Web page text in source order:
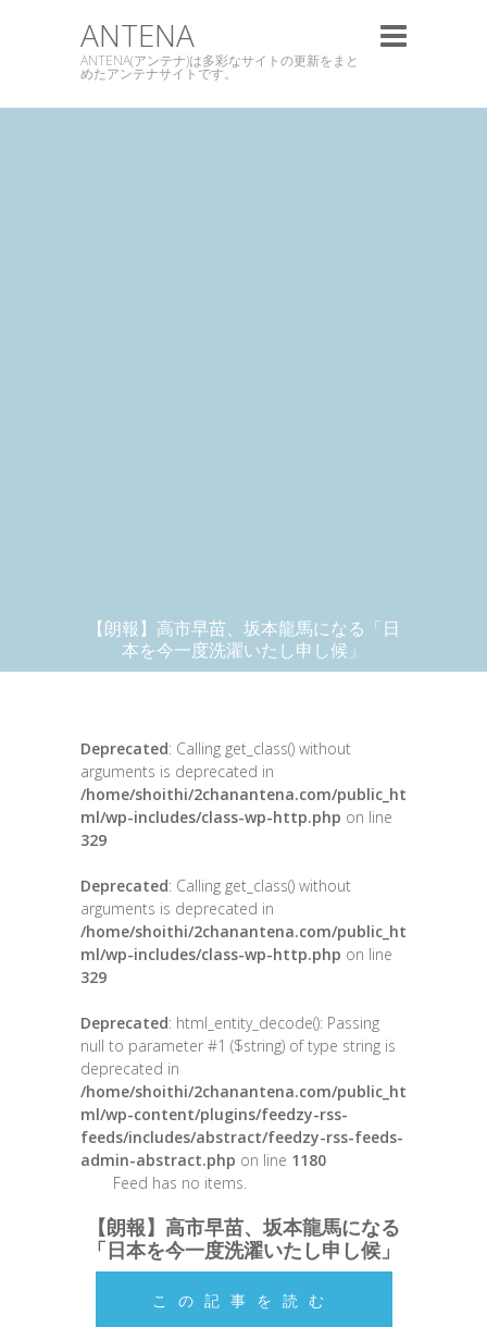
ANTENA
ANTENA(アンテナ)は多彩なサイトの更新をまと
めたアンテナサイトです。
【朗報】高市早苗、坂本龍馬になる「日
本を今一度洗濯いたし申し候」
Deprecated: Calling get_class() without
arguments is deprecated in
/home/shoithi/2chanantena.com/public_ht
ml/wp-includes/class-wp-http.php on line
329
Deprecated: Calling get_class() without
arguments is deprecated in
/home/shoithi/2chanantena.com/public_ht
ml/wp-includes/class-wp-http.php on line
329
Deprecated: html_entity_decode(): Passing
null to parameter #1 ($string) of type string is
deprecated in
/home/shoithi/2chanantena.com/public_ht
ml/wp-content/plugins/feedzy-rss-
feeds/includes/abstract/feedzy-rss-feeds-
admin-abstract.php on line 1180
Feed has no items.
【朗報】高市早苗、坂本龍馬になる
「日本を今一度洗濯いたし申し候」
この記事を読む